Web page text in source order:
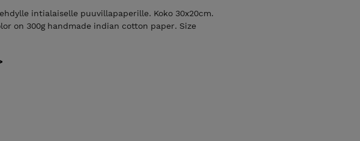
intialaiselle puuvillapaperille. Koko 30x20cm.
on 300g handmade indian cotton paper. Size